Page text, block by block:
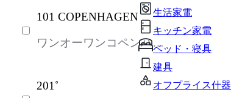
生活家電
キッチン家電
ベッド・寝具
建具
オフプライス什器
収納家具
パーソナルブース・集中ブース
インテリア雑貨
101 COPENHAGEN
ワンオーワンコペンハー
201˚